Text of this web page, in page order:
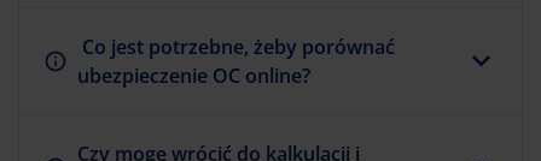
Co jest potrzebne, żeby porównać
ubezpieczenie OC online?
Czy mogę wrócić do kalkulacji i